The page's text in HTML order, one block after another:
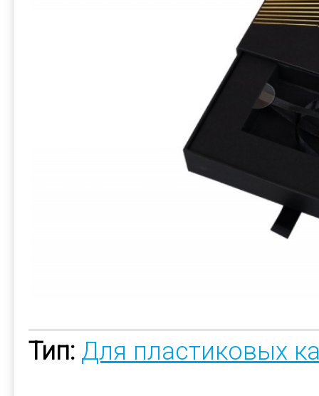
Тип: Для пластиковых